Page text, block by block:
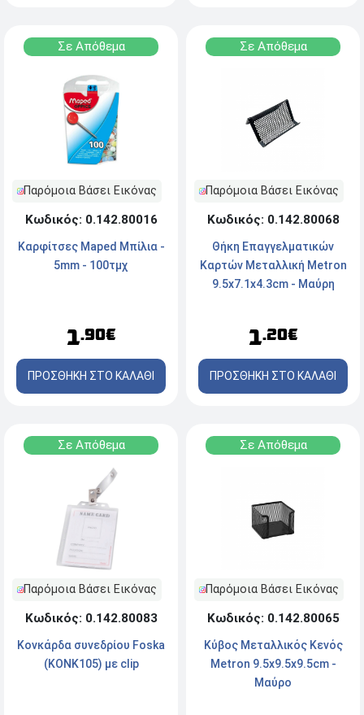
Σε Απόθεμα
Παρόμοια Βάσει Εικόνας
Κωδικός: 0.142.80016
Καρφίτσες Maped Μπίλια -
5mm - 100τμχ
1.90€
ΠΡΟΣΘΗΚΗ ΣΤΟ ΚΑΛΑΘΙ
Σε Απόθεμα
Παρόμοια Βάσει Εικόνας
Κωδικός: 0.142.80068
Θήκη Επαγγελματικών
Καρτών Mεταλλική Metron
9.5x7.1x4.3cm - Mαύρη
1.20€
ΠΡΟΣΘΗΚΗ ΣΤΟ ΚΑΛΑΘΙ
Σε Απόθεμα
Παρόμοια Βάσει Εικόνας
Κωδικός: 0.142.80083
Κονκάρδα συνεδρίου Foska
(KONK105) με clip
Σε Απόθεμα
Παρόμοια Βάσει Εικόνας
Κωδικός: 0.142.80065
Κύβος Mεταλλικός Κενός
Μetron 9.5x9.5x9.5cm -
Μαύρο